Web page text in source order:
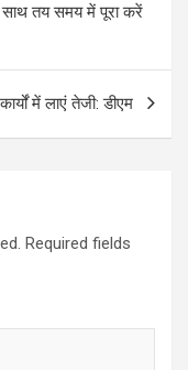
साथ तय समय में पूरा करें
कार्यों में लाएं तेजी: डीएम
Required fields